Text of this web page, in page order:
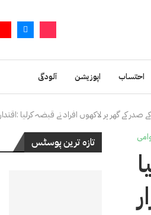
آلودگی اپوزیشن احتساب
صدر کے گھر پر لاکھوں افراد نے قبضہ کرلیا
تازہ ترین پوسٹس